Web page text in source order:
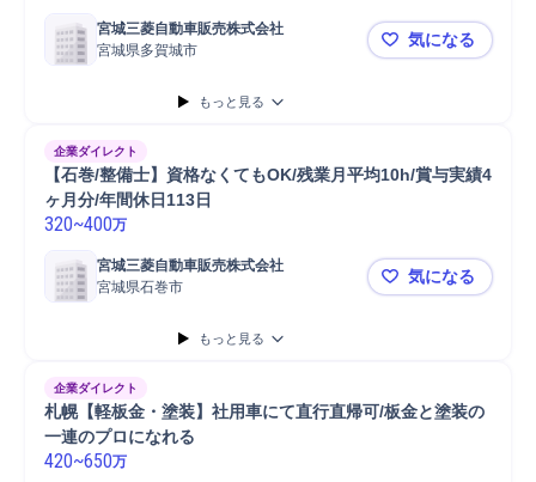
宮城三菱自動車販売株式会社
宮城県多賀城市
[多賀城/整
気になる
もっと見る
企業ダイレクト
【石巻/整備士】資格なくてもOK/残業月平均10h/賞与実績4
ヶ月分/年間休日113日
320~400万
宮城三菱自動車販売株式会社
宮城県石巻市
【石巻/整備
気になる
もっと見る
企業ダイレクト
札幌【軽板金・塗装】社用車にて直行直帰可/板金と塗装の
一連のプロになれる
420~650万